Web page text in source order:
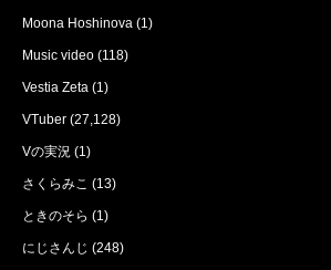
Moona Hoshinova (1)
Music video (118)
Vestia Zeta (1)
VTuber (27,128)
Vの実況 (1)
さくらみこ (13)
ときのそら (1)
にじさんじ (248)